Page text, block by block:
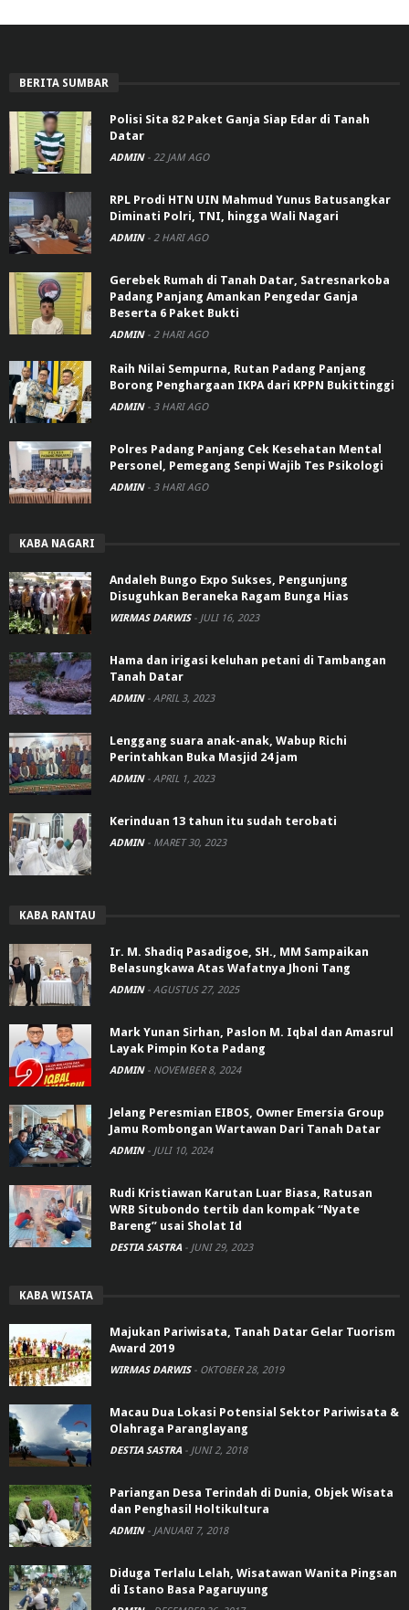
BERITA SUMBAR
Polisi Sita 82 Paket Ganja Siap Edar di Tanah
Datar
ADMIN - 22 JAM AGO
RPL Prodi HTN UIN Mahmud Yunus Batusangkar
Diminati Polri, TNI, hingga Wali Nagari
ADMIN - 2 HARI AGO
Gerebek Rumah di Tanah Datar, Satresnarkoba
Padang Panjang Amankan Pengedar Ganja
Beserta 6 Paket Bukti
ADMIN - 2 HARI AGO
Raih Nilai Sempurna, Rutan Padang Panjang
Borong Penghargaan IKPA dari KPPN Bukittinggi
ADMIN - 3 HARI AGO
Polres Padang Panjang Cek Kesehatan Mental
Personel, Pemegang Senpi Wajib Tes Psikologi
ADMIN - 3 HARI AGO
KABA NAGARI
Andaleh Bungo Expo Sukses, Pengunjung
Disuguhkan Beraneka Ragam Bunga Hias
WIRMAS DARWIS - JULI 16, 2023
Hama dan irigasi keluhan petani di Tambangan
Tanah Datar
ADMIN - APRIL 3, 2023
Lenggang suara anak-anak, Wabup Richi
Perintahkan Buka Masjid 24 jam
ADMIN - APRIL 1, 2023
Kerinduan 13 tahun itu sudah terobati
ADMIN - MARET 30, 2023
KABA RANTAU
Ir. M. Shadiq Pasadigoe, SH., MM Sampaikan
Belasungkawa Atas Wafatnya Jhoni Tang
ADMIN - AGUSTUS 27, 2025
Mark Yunan Sirhan, Paslon M. Iqbal dan Amasrul
Layak Pimpin Kota Padang
ADMIN - NOVEMBER 8, 2024
Jelang Peresmian EIBOS, Owner Emersia Group
Jamu Rombongan Wartawan Dari Tanah Datar
ADMIN - JULI 10, 2024
Rudi Kristiawan Karutan Luar Biasa, Ratusan
WRB Situbondo tertib dan kompak “Nyate
Bareng” usai Sholat Id
DESTIA SASTRA - JUNI 29, 2023
KABA WISATA
Majukan Pariwisata, Tanah Datar Gelar Tuorism
Award 2019
WIRMAS DARWIS - OKTOBER 28, 2019
Macau Dua Lokasi Potensial Sektor Pariwisata &
Olahraga Paranglayang
DESTIA SASTRA - JUNI 2, 2018
Pariangan Desa Terindah di Dunia, Objek Wisata
dan Penghasil Holtikultura
ADMIN - JANUARI 7, 2018
Diduga Terlalu Lelah, Wisatawan Wanita Pingsan
di Istano Basa Pagaruyung